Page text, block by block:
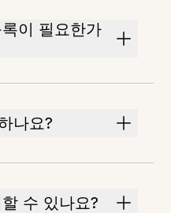
이 필요한가
나요?
수 있나요?